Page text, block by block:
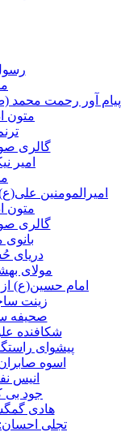
پیام آور رحمت محمد
متون
گالری
امیر
امیرالمومنین
متون
گالری
دریای
مولای
امام حسین(ع)
زینت
صحیفه
شکافنده
پیشوای
اسوه
انیس
جود بی
هادی
تجلی